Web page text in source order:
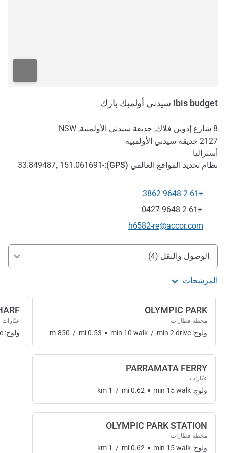
ibis budget سيدني أولمبك بارك
8 شارع إدوين فلاك, حديقة سيدني الأولمبية, NSW
2127 حديقة سيدني الأولمبية
أستراليا
نظام تحديد المواقع العالمي (GPS
):
-33.849487, 151.061691
الهاتف
+61 2 9648 3862
فاكس
+61 2 9648 0427
تواصل معنا عبر البريد الإلكتروني
h6582-re@accor.com
الوصول والتنقل
الوصول والنقل (4)
المرشحات
OLYMPIC PARK
محطة قطارات
ولوج: m850 / mi0.53 min 10 walk / min 2 drive
PARRAMATA FERRY
عبّارات
ولوج: km 1 / mi0.62 min 15walk
OLYMPIC PARK STATION
محطة قطارات
ولوج: km 1 / mi0.62 min 15walk
عبّارات
ولوج: